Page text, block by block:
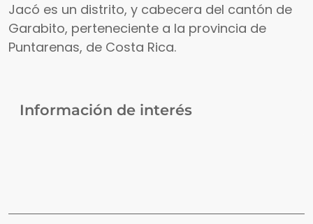
Jacó es un distrito, y cabecera del cantón de
Garabito, perteneciente a la provincia de
Puntarenas, de Costa Rica.
Información de interés